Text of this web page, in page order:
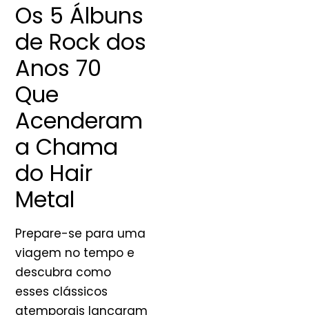
Os 5 Álbuns
de Rock dos
Anos 70
Que
Acenderam
a Chama
do Hair
Metal
Prepare-se para uma
viagem no tempo e
descubra como
esses clássicos
atemporais lançaram